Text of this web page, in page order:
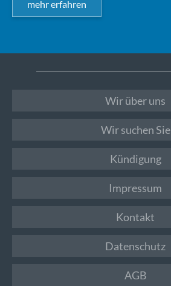
mehr erfahren
Wir über uns
Wir suchen Sie
Kündigung
Impressum
Kontakt
Datenschutz
AGB